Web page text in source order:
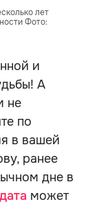
лет
Фото:
и
А
не
по
в вашей
ранее
дне в
дата может